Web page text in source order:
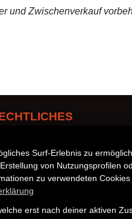
und Zwischenverkauf
Surf-Erlebnis zu
von Nutzungsprofilen
zu verwendeten Cookies
erst nach deiner aktiven